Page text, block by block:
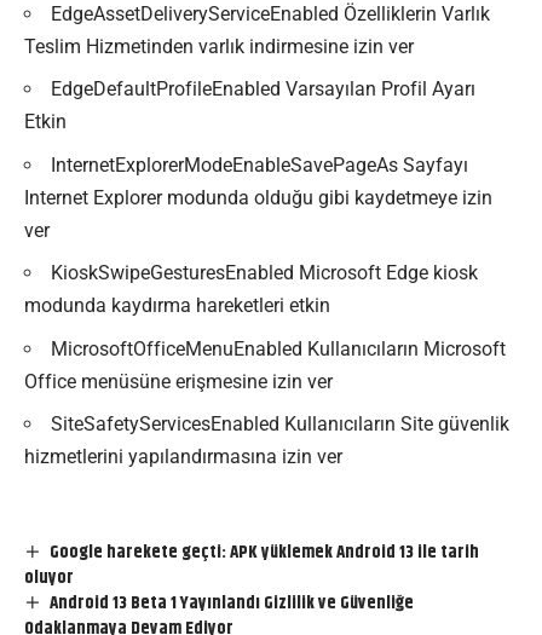
EdgeAssetDeliveryServiceEnabled Özelliklerin Varlık
Teslim Hizmetinden varlık indirmesine izin ver
EdgeDefaultProfileEnabled Varsayılan Profil Ayarı
Etkin
InternetExplorerModeEnableSavePageAs Sayfayı
Internet Explorer modunda olduğu gibi kaydetmeye izin
ver
KioskSwipeGesturesEnabled Microsoft Edge kiosk
modunda kaydırma hareketleri etkin
MicrosoftOfficeMenuEnabled Kullanıcıların Microsoft
Office menüsüne erişmesine izin ver
SiteSafetyServicesEnabled Kullanıcıların Site güvenlik
hizmetlerini yapılandırmasına izin ver
Google harekete geçti: APK yüklemek Android 13 ile tarih
oluyor
Android 13 Beta 1 Yayınlandı Gizlilik ve Güvenliğe
Odaklanmaya Devam Ediyor